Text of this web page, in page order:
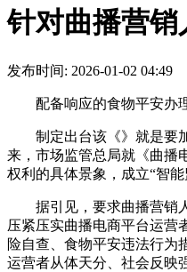
针对曲播营
发布时间: 2026-01-02
配备响应的食物平安办理
制定出台该《》就是要加
来，市场监管总局就《曲播
权利的具体景象，成立“智
据引见，要求曲播营销人
压紧压实曲播电商平台运营
险自查、食物平安违法行为
运营者从体天分、社会反映